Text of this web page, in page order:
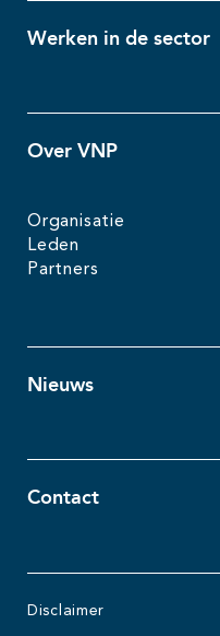
Werken in de sector
Over VNP
Organisatie
Leden
Partners
Nieuws
Contact
Disclaimer